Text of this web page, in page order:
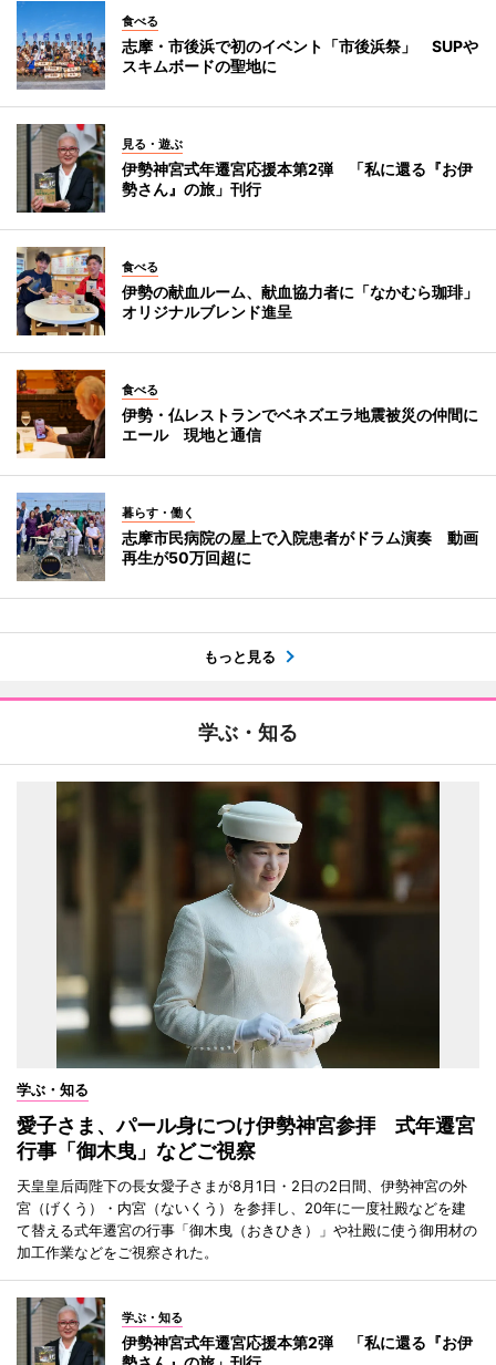
食べる
志摩・市後浜で初のイベント「市後浜祭」 SUPや
スキムボードの聖地に
見る・遊ぶ
伊勢神宮式年遷宮応援本第2弾 「私に還る『お伊
勢さん』の旅」刊行
食べる
伊勢の献血ルーム、献血協力者に「なかむら珈琲」
オリジナルブレンド進呈
食べる
伊勢・仏レストランでベネズエラ地震被災の仲間に
エール 現地と通信
暮らす・働く
志摩市民病院の屋上で入院患者がドラム演奏 動画
再生が50万回超に
もっと見る
学ぶ・知る
学ぶ・知る
愛子さま、パール身につけ伊勢神宮参拝 式年遷宮
行事「御木曳」などご視察
天皇皇后両陛下の長女愛子さまが8月1日・2日の2日間、伊勢神宮の外
宮（げくう）・内宮（ないくう）を参拝し、20年に一度社殿などを建
て替える式年遷宮の行事「御木曳（おきひき）」や社殿に使う御用材の
加工作業などをご視察された。
学ぶ・知る
伊勢神宮式年遷宮応援本第2弾 「私に還る『お伊